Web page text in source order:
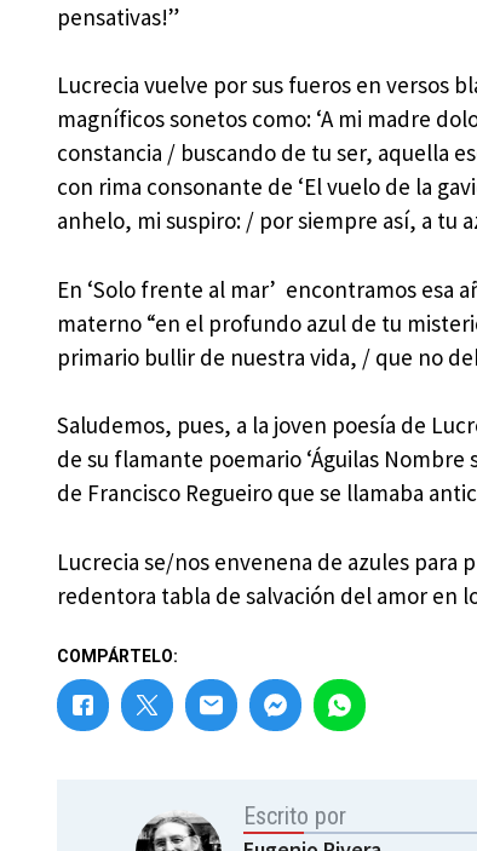
pensativas!”
Lucrecia vuelve por sus fueros en versos
magníficos sonetos como: ‘A mi madre
constancia / buscando de tu ser, aquella
con rima consonante de ‘El vuelo de la
anhelo, mi suspiro: / por siempre así, a tu
En ‘Solo frente al mar’ encontramos
materno “en el profundo azul de tu
primario bullir de nuestra vida, / que no
Saludemos, pues, a la joven poesía de
de su flamante poemario ‘Águilas
de Francisco Regueiro que se llamaba
Lucrecia se/nos envenena de azules para
redentora tabla de salvación del amor en
COMPÁRTELO:
Escrito por